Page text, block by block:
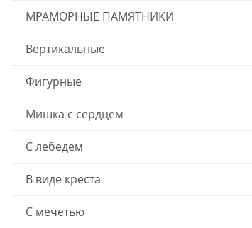
МРАМОРНЫЕ ПАМЯТНИКИ
Вертикальные
Фигурные
Мишка с сердцем
С лебедем
В виде креста
С мечетью